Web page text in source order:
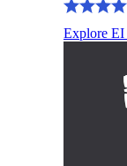
Explore EI